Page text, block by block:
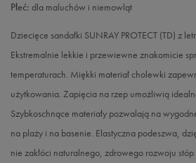
27 16 cm
Płeć: dla maluchów i niemowląt
Dziecięce sandałki SUNRAY PROTECT (TD) z
Ekstremalnie lekkie i przewiewne znakomicie
temperaturach. Miękki materiał cholewki
użytkowania. Zapięcia na rzep umożliwią
Szybkoschnące materiały pozwalają na
na plaży i na basenie. Elastyczna podeszwa,
nie zakłóci naturalnego, zdrowego rozwoju